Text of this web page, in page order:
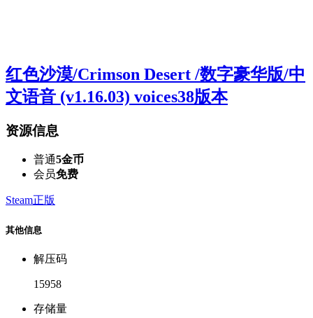
红色沙漠/Crimson Desert /数字豪华版/中
文语音 (v1.16.03) voices38版本
资源信息
普通5金币
会员免费
Steam正版
其他信息
解压码
15958
存储量